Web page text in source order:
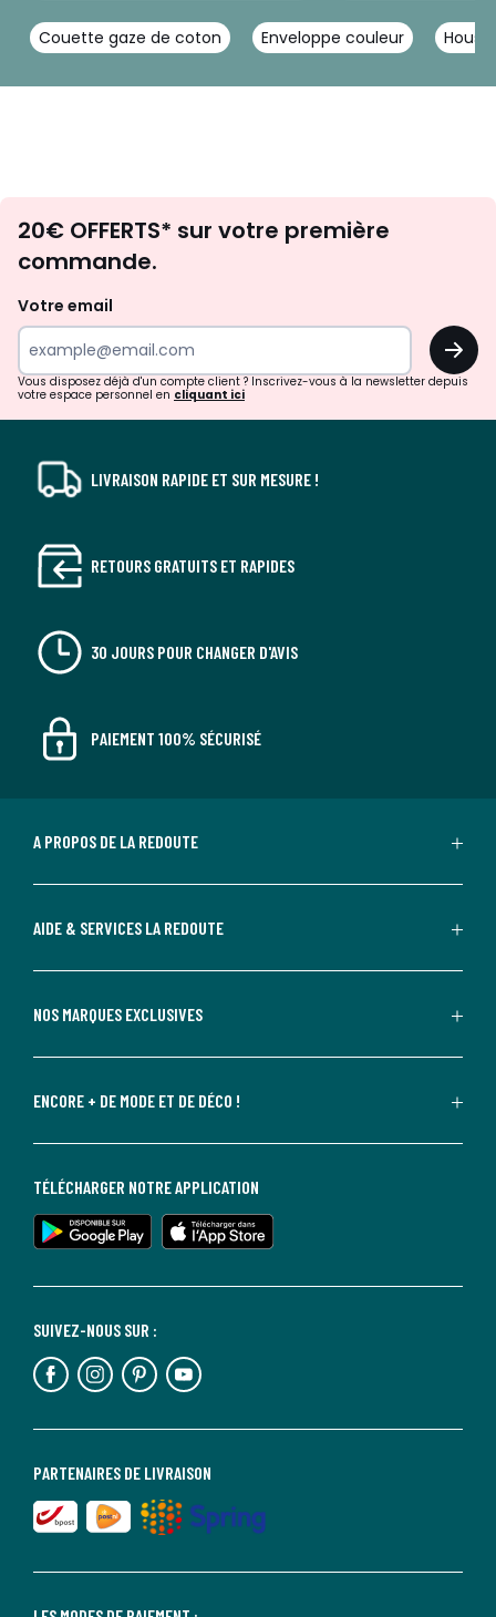
Couette gaze de coton Enveloppe couleur
d'inspirations
surprises?
20€ OFFERTS* sur votre première
commande.
Votre email
OK
Vous disposez déjà d'un compte client ? Inscrivez-vous à la newsletter depuis
votre espace personnel en cliquant ici
LIVRAISON RAPIDE ET SUR MESURE !
RETOURS GRATUITS ET RAPIDES
30 JOURS POUR CHANGER D'AVIS
PAIEMENT 100% SÉCURISÉ
A PROPOS DE LA REDOUTE
AIDE & SERVICES LA REDOUTE
NOS MARQUES EXCLUSIVES
ENCORE + DE MODE ET DE DÉCO !
PARTENAIRES DE LIVRAISON
SUIVEZ-NOUS SUR :
TÉLÉCHARGER NOTRE APPLICATION